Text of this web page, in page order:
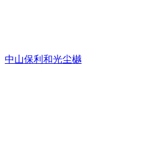
中山保利和光尘樾